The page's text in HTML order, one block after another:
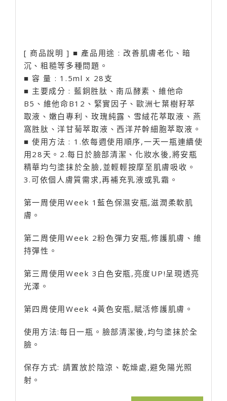
[ 商品說明 ] ■ 產品用途 : 改善肌膚老化、暗
沉、粗糙等多種問題。
■ 容 量 : 1.5ml x 28支
■ 主要成分 : 藍銅胜肽、南瓜酵素、維他命
B5、維他命B12、緊實因子、歐洲七葉樹籽萃
取液、嫩白專利、玫瑰純露、雪絨花萃取液、燕
窩胜肽、洋甘菊萃取液、西洋芹幹細胞萃取液。
■ 使用方法 : 1.依每週使用順序,一天一瓶連續使
用28天。2.每日於臉部清潔、化妝水後,將安瓶
精華均勻塗抹於全臉,並輕輕按摩至肌膚吸收。
3.可依個人膚質需求,再補充乳液或乳霜。
第一周使用Week 1藍色保濕安瓶,滋潤柔軟肌
膚。
第二周使用Week 2粉色彈力安瓶,修護肌膚、維
持彈性。
第三周使用Week 3白色安瓶,亮度UP!呈現透亮
光澤。
第四周使用Week 4黃色安瓶,賦活修護肌膚。
使用方法:每日一瓶。臉部清潔後,均勻塗抹於全
臉。
保存方式: 請置放於陰涼、乾燥處,避免陽光照
射。